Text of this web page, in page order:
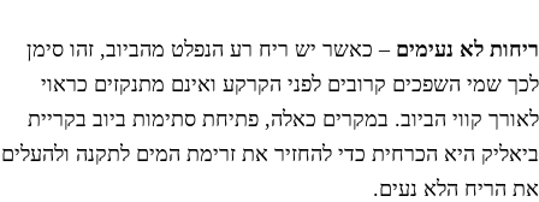
לא נעימים– כאשר יש ריח רע הנפלט מהביוב, זהו סימן
שמי השפכים קרובים לפני הקרקע ואינם מתנקזים כראוי
קווי הביוב. במקרים כאלה, פתיחת סתימות ביוב בקריית
היא הכרחית כדי להחזיר את זרימת המים לתקנה ולהעלים
הריח הלא נעים.